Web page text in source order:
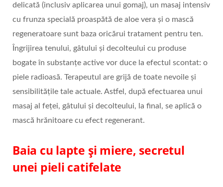
delicată (inclusiv aplicarea unui gomaj), un masaj intensiv
cu frunza specială proaspătă de aloe vera și o mască
regeneratoare sunt baza oricărui tratament pentru ten.
Îngrijirea tenului, gâtului și decolteului cu produse
bogate în substanțe active vor duce la efectul scontat: o
piele radioasă. Terapeutul are grijă de toate nevoile și
sensibilitățile tale actuale. Astfel, după efectuarea unui
masaj al feței, gâtului și decolteului, la final, se aplică o
mască hrănitoare cu efect regenerant.
Baia cu lapte și miere, secretul
unei pieli catifelate